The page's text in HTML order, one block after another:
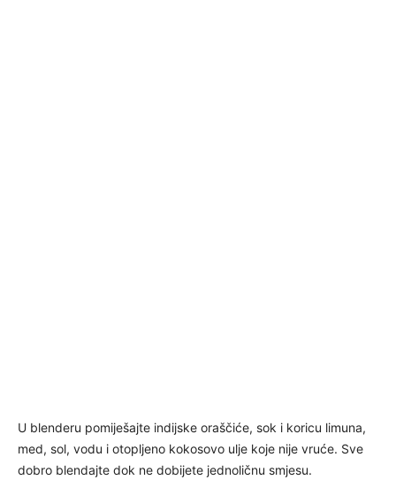
U blenderu pomiješajte indijske oraščiće, sok i koricu limuna,
med, sol, vodu i otopljeno kokosovo ulje koje nije vruće. Sve
dobro blendajte dok ne dobijete jednoličnu smjesu.